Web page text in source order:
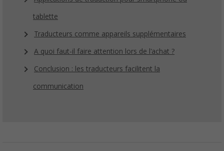
tablette
Traducteurs comme appareils supplémentaires
A quoi faut-il faire attention lors de l'achat ?
Conclusion : les traducteurs facilitent la
communication